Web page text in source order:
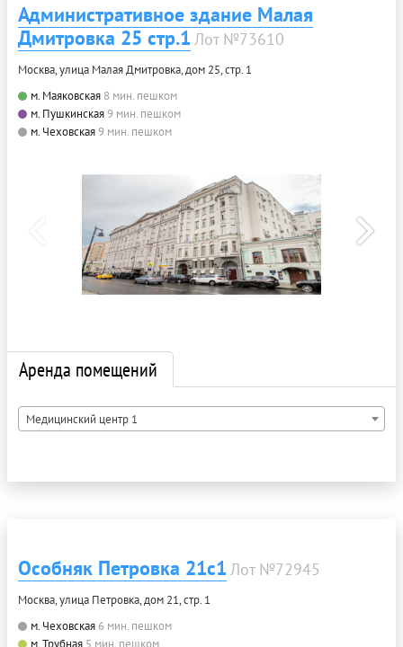
Административное здание Малая
Дмитровка 25 стр.1 Лот №73610
Москва, улица Малая Дмитровка, дом 25, стр. 1
м. Маяковская 8 мин. пешком
м. Пушкинская9 мин. пешком
м. Чеховская9 мин. пешком
Аренда помещений
Медицинский центр 1
Особняк Петровка 21с1 Лот №72945
Москва, улица Петровка, дом 21, стр. 1
м. Чеховская 6 мин. пешком